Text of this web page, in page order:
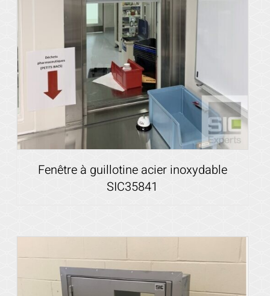
Fenêtre à guillotine acier inoxydable
SIC35841